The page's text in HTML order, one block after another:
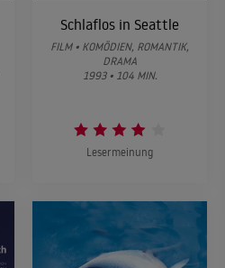
Schlaflos in Seattle
FILM • KOMÖDIEN, ROMANTIK,
DRAMA
1993 • 104 MIN.
Lesermeinung